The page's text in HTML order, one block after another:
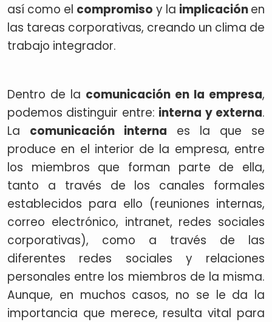
así como el compromiso y la implicaciónen
las tareas corporativas, creando un clima de
trabajo integrador.
Dentro de la comunicación en la empresa,
podemos distinguir entre: interna y externa.
La comunicación interna es la que se
produce en el interior de la empresa, entre
los miembros que forman parte de ella,
tanto a través de los canales formales
establecidos para ello (reuniones internas,
correo electrónico, intranet, redes sociales
corporativas), como a través de las
diferentes redes sociales y relaciones
personales entre los miembros de la misma.
Aunque, en muchos casos, no se le da la
importancia que merece, resulta vital para